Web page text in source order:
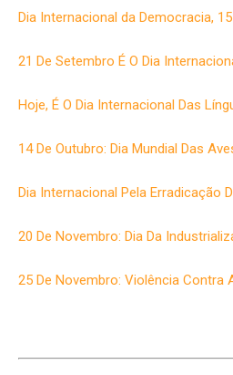
Dia Internacional da Democracia,
21 De Setembro É O Dia
Hoje, É O Dia Internacional Das
14 De Outubro: Dia Mundial Das
Dia Internacional Pela Erradicação
20 De Novembro: Dia Da
25 De Novembro: Violência Contra